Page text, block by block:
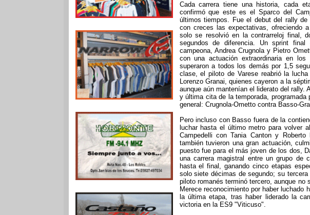
Cada carrera tiene una historia, cada
confirmó que este es el Sparco del
últimos tiempos. Fue el debut del rally
con creces las expectativas, ofreciendo
solo se resolvió en la contrarreloj final,
segundos de diferencia. Un sprint
campeona, Andrea Crugnola y Pietro
con una actuación extraordinaria en
superaron a todos los demás por 1,5
clase, el piloto de Varese reabrió la
Lorenzo Granai, quienes cayeron a la
aunque aún mantenían el liderato del
y última cita de la temporada,
general: Crugnola-Ometto contra Basso-
Pero incluso con Basso fuera de la
luchar hasta el último metro para volver
Campedelli con Tania Canton y
también tuvieron una gran actuación,
puesto fue para el más joven de los dos,
una carrera magistral entre un grupo de
hasta el final, ganando cinco etapas
solo siete décimas de segundo; su
piloto romanés terminó tercero, aunque
Merece reconocimiento por haber
la última etapa, tras haber liderado la
victoria en la ES9 "Viticuso".